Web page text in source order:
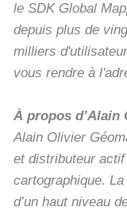
le SDK Global
depuis plus de
milliers
vous rendre à
À propos d’Alain
Alain Olivier
et distributeur actif
cartographique.
d’un haut niveau